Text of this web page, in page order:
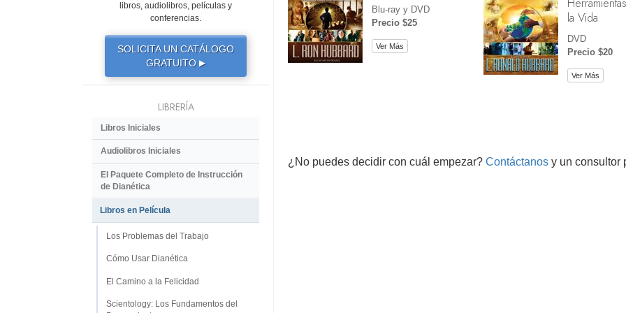
Blu-ray y DVD
Precio $25
Ver Más
la Vida
DVD
Precio $20
Ver Más
¿No puedes decidir con cuál empezar? Contáctanos y un consultor
libros, audiolibros, películas y
conferencias.
SOLICITA UN CATÁLOGO
GRATUITO ▶
LIBRERÍA
Libros Iniciales
Audiolibros Iniciales
El Paquete Completo de Instrucción
de Dianética
Libros en Película
Los Problemas del Trabajo
Cómo Usar Dianética
El Camino a la Felicidad
Scientology: Los Fundamentos del